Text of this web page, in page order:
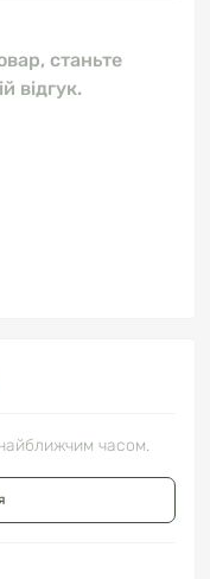
станьте
відгук.
часом.